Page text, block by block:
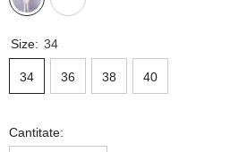
Size: 34
34 36 38 40
Cantitate: